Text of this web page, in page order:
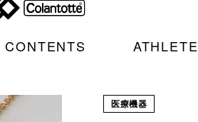
CONTENTS
医療機器